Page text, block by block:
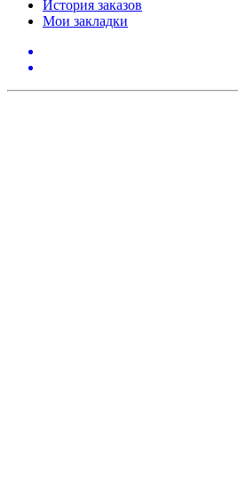
История заказов
Мои закладки